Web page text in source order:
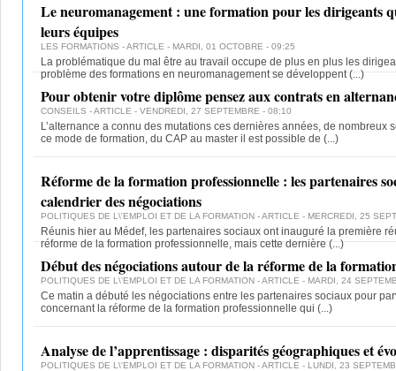
Le neuromanagement : une formation pour les dirigeants
leurs équipes
LES FORMATIONS - ARTICLE - MARDI, 01 OCTOBRE - 09:25
La problématique du mal être au travail occupe de plus en plus les
problème des formations en neuromanagement se développent(...)
Pour obtenir votre diplôme pensez aux contrats en
CONSEILS - ARTICLE - VENDREDI, 27 SEPTEMBRE - 08:10
L’alternance a connu des mutations ces dernières années, de nombreux
ce mode de formation, du CAP au master il est possible de (...)
Réforme de la formation professionnelle : les partenaires
calendrier des négociations
POLITIQUES DE L\'EMPLOI ET DE LA FORMATION - ARTICLE - MERCREDI, 25
Réunis hier au Médef, les partenaires sociaux ont inauguré la première
réforme de la formation professionnelle, mais cette dernière (...)
Début des négociations autour de la réforme de la
POLITIQUES DE L\'EMPLOI ET DE LA FORMATION - ARTICLE - MARDI, 24
Ce matin a débuté les négociations entre les partenaires sociaux pour
concernant la réforme de la formation professionnelle qui (...)
Analyse de l’apprentissage : disparités géographiques et
POLITIQUES DE L\'EMPLOI ET DE LA FORMATION - ARTICLE - LUNDI, 23